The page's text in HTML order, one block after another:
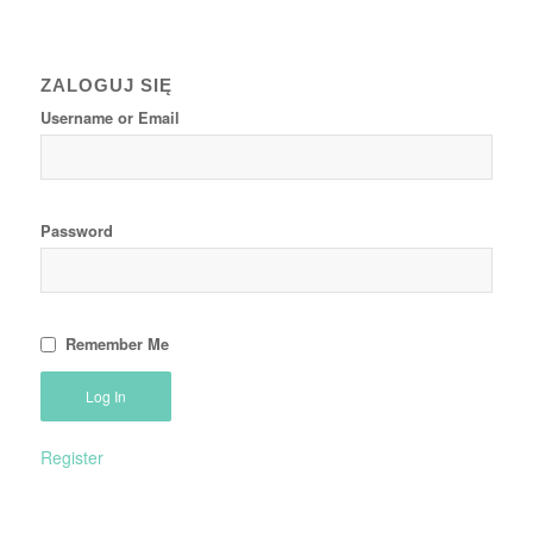
ZALOGUJ SIĘ
Username or Email
Password
Remember Me
Register